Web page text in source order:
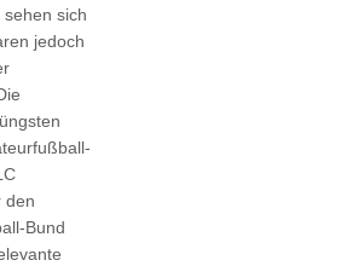
sich
jedoch
den
Bund